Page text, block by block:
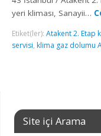
yeri kliması, Sanayii…
Etiket(ler):Atakent 2. Etap
servisi, klima gaz dolumu
Site içi Arama